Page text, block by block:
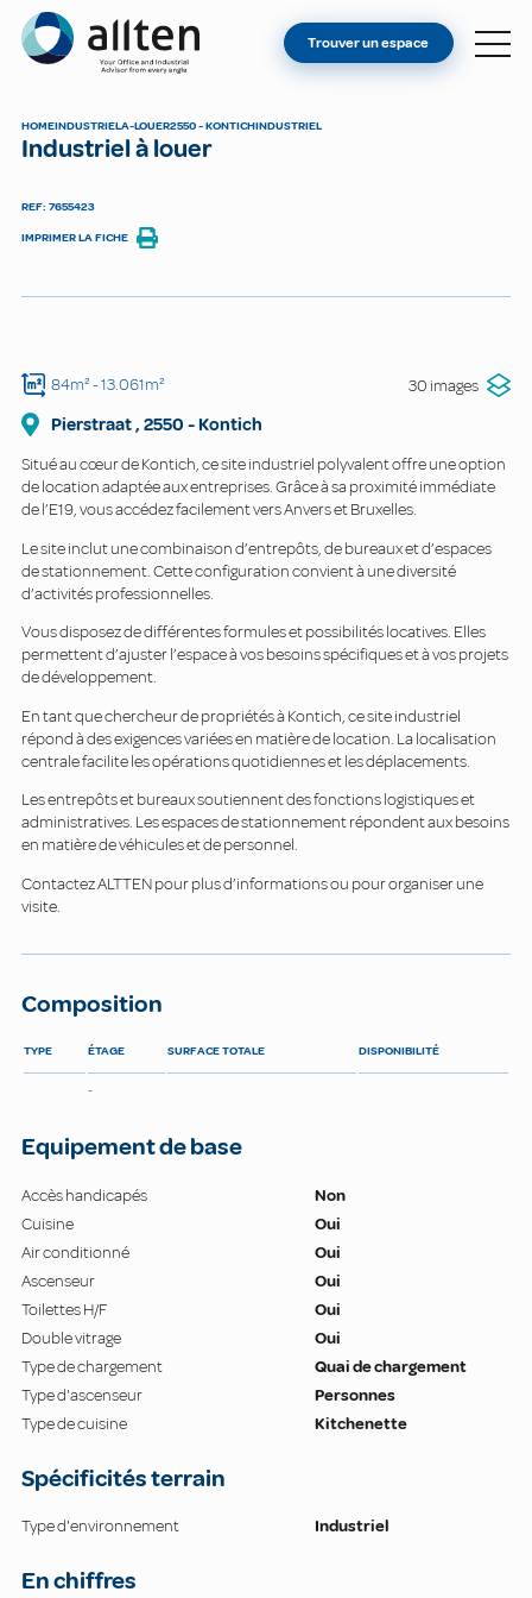
Allten
TROUVER UN ESPACE
Trouver un espace
HOMEINDUSTRIELA-LOUER2550 - KONTICHINDUSTRIEL
Industriel à louer
REF: 7655423
IMPRIMER LA FICHE
84m²- 13.061m² 30 images
Pierstraat, 2550 -Kontich
Situé au cœur de Kontich, ce site industriel polyvalent offre une option
de location adaptée aux entreprises. Grâce à sa proximité immédiate
de l’E19, vous accédez facilement vers Anvers et Bruxelles.
Le site inclut une combinaison d’entrepôts, de bureaux et d’espaces
de stationnement. Cette configuration convient à une diversité
d’activités professionnelles.
Vous disposez de différentes formules et possibilités locatives. Elles
permettent d’ajuster l’espace à vos besoins spécifiques et à vos projets
de développement.
En tant que chercheur de propriétés à Kontich, ce site industriel
répond à des exigences variées en matière de location. La localisation
centrale facilite les opérations quotidiennes et les déplacements.
Les entrepôts et bureaux soutiennent des fonctions logistiques et
administratives. Les espaces de stationnement répondent aux besoins
en matière de véhicules et de personnel.
Contactez ALTTEN pour plus d’informations ou pour organiser une
visite.
Composition
TYPE ÉTAGE SURFACE TOTALE DISPONIBILITÉ
-
Equipement de base
Accès handicapés
Non
Cuisine
Oui
Air conditionné
Oui
Ascenseur
Oui
Toilettes H/F
Oui
Double vitrage
Oui
Type de chargement
Quai de chargement
Type d'ascenseur
Personnes
Type de cuisine
Kitchenette
Spécificités terrain
Type d'environnement Industriel
En chiffres